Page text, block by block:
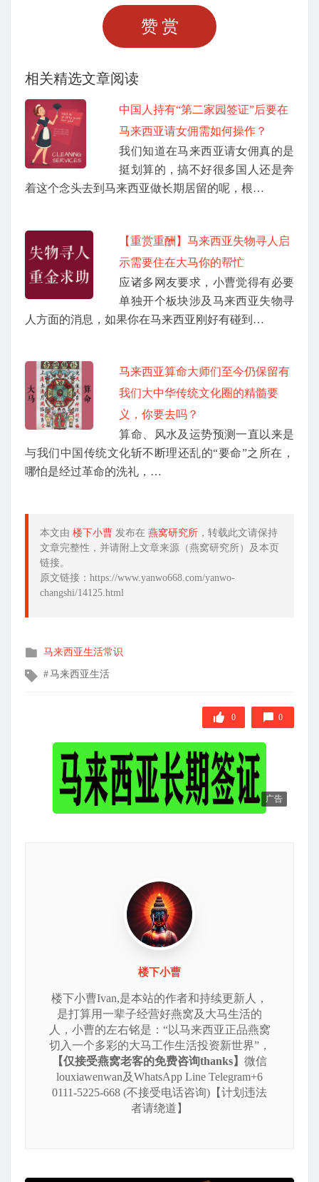
赞赏
相关精选文章阅读
中国人持有“第二家园签证”后要在
马来西亚请女佣需如何操作？
我们知道在马来西亚请女佣真的是
挺划算的，搞不好很多国人还是奔
着这个念头去到马来西亚做长期居留的呢，根…
【重赏重酬】马来西亚失物寻人启
示需要住在大马你的帮忙
应诸多网友要求，小曹觉得有必要
单独开个板块涉及马来西亚失物寻
人方面的消息，如果你在马来西亚刚好有碰到…
马来西亚算命大师们至今仍保留有
我们大中华传统文化圈的精髓要
义，你要去吗？
算命、风水及运势预测一直以来是
与我们中国传统文化斩不断理还乱的“要命”之所在，
哪怕是经过革命的洗礼，…
本文由 楼下小曹 发布在 燕窝研究所 ，转载此文请保持
文章完整性，并请附上文章来源（燕窝研究所）及本页
链接。
原文链接：https://www.yanwo668.com/yanwo-
changshi/14125.html
发
在
马来西亚生活常识
文马来西亚生活
0 0
广告
楼下小曹
楼下小曹Ivan,是本站的作者和持续更新人，
是打算用一辈子经营好燕窝及大马生活的
人，小曹的左右铭是：“以马来西亚正品燕窝
切入一个多彩的大马工作生活投资新世界”，
【仅接受燕窝老客的免费咨询thanks】 微信
louxiawenwan及WhatsApp Line Telegram+6
0111-5225-668 (不接受电话咨询)【计划违法
者请绕道】